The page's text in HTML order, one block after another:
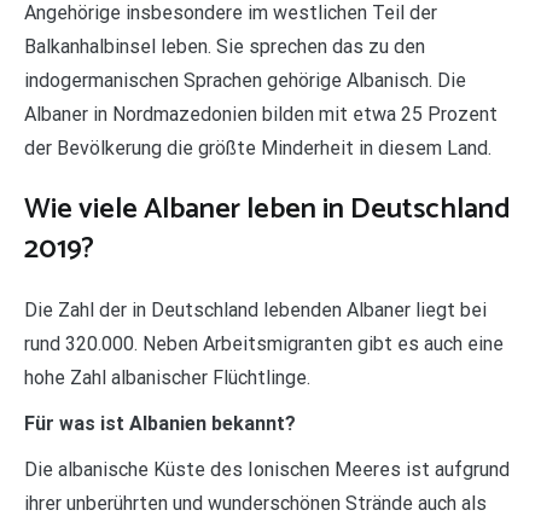
Angehörige insbesondere im westlichen Teil der
Balkanhalbinsel leben. Sie sprechen das zu den
indogermanischen Sprachen gehörige Albanisch. Die
Albaner in Nordmazedonien bilden mit etwa 25 Prozent
der Bevölkerung die größte Minderheit in diesem Land.
Wie viele Albaner leben in Deutschland
2019?
Die Zahl der in Deutschland lebenden Albaner liegt bei
rund 320.000. Neben Arbeitsmigranten gibt es auch eine
hohe Zahl albanischer Flüchtlinge.
Für was ist Albanien bekannt?
Die albanische Küste des Ionischen Meeres ist aufgrund
ihrer unberührten und wunderschönen Strände auch als